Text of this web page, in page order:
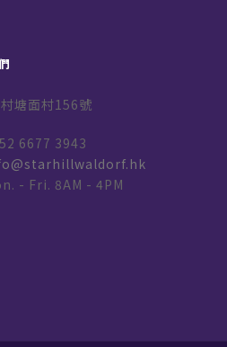
塘面村156號
6677 3943
- Fri. 8AM - 4PM